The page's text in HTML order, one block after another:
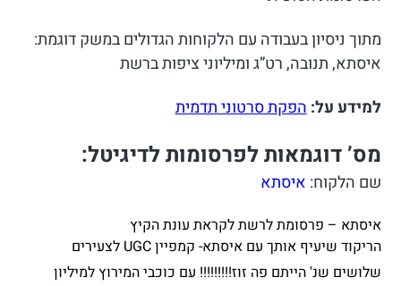
מתוך ניסיון בעבודה עם הלקוחות הגדולים במשק דוגמת:
איסתא, תנובה, רט”ג ומיליוני ציפות ברשת
למידע על:הפקת סרטוני תדמית
מס’ דוגמאות לפרסומות לדיגיטל:
שם הלקוח: איסתא
איסתא – פרסומת לרשת לקראת עונת הקיץ
הריקוד שיעיף אותך עם איסתא- קמפיין UGC לצעירים
שלושים שנ' הייתם פה זוז!!!!!!!!! עם כוכבי המירוץ למיליון